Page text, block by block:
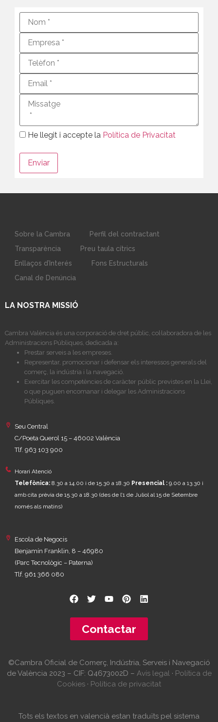
He llegit i accepte la Política de Privacitat
Sobre la Cambra
Perfil del contractant
Transparència
Preu taula cítrics
Enllaços d’Interés
Fons Estructurals
Canal de Denúncia
LA NOSTRA MISSIÓ
Cambra València és una corporació de dret públic, col·laboradora de les
Administracions Públiques, dedicada a:
Prestar serveis a les empreses.
Representar, promocionar i defensar els interessos generals del
comerç, la indústria i la navegació.
Exercitar les competències de caràcter públic previstes en la Llei,
o que puguen encomanar i delegar les Administracions
Públiques.
Seu Central
C/Poeta Querol 15 – 46002 València
Tlf. 963 103 900
Horari Atenció
Telefònica: 8.30 a 14.00 i de 15.30 a 18.30 Presencial : 9.00 a 13.30 i
amb cita prèvia de 15.30 a 18.30 (des de l’1 de Juliol al 15 de Setembre
només als matins)
Escola de Negocis
Benjamín Franklin, 8 – 46980
(Parc Tecnològic – Paterna)
Tlf. 961 366 080
Contactar
©Cambra Oficial de Comerç, Indústria, Serveis i Navegació
de València 2023 – CIF: Q4673002D – Avís legal· Política de
Cookies · Política de privacitat
Tots els textos en valencià estan traduïts pel sistema